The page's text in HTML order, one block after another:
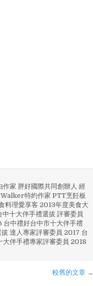
家 胖好國際共同創辦人 經
Walker特約作家 PTT烹飪板
料理愛享客 2013年度美食大
十大伴手禮選拔 評審委員
台中禮好台中市十大伴手禮
達人專家評審委員 2017 台
伴手禮專家評審委員 2018
較舊的文章 →